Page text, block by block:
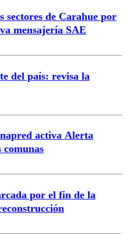
sectores de Carahue por
mensajería SAE
del país: revisa la
activa Alerta
comunas
por el fin de la